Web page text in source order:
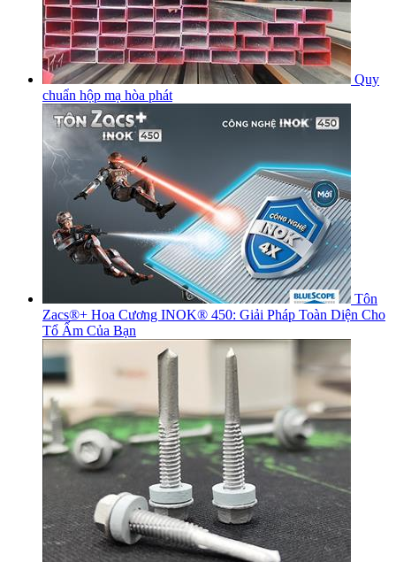
Quy
chuẩn hộp mạ hòa phát
Tôn
Zacs®+ Hoa Cương INOK® 450: Giải Pháp Toàn Diện Cho
Tổ Ấm Của Bạn